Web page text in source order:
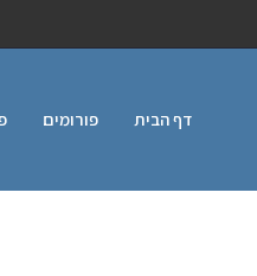
דף הבית פורומים